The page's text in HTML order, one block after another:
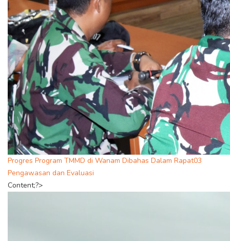
Progres Program TMMD di Wanam Dibahas Dalam Rapat03
Pengawasan dan Evaluasi
Content;?>